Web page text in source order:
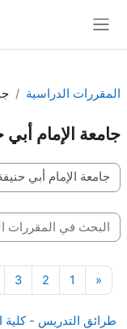
المقررات الدراسية
جامعة الإمام أبي
تصنيفات المقررات
البحث في المقررات
« الصفحة السابقة
1صفحة 1
2 صفحة 2
3
طرائق التدريس - كلية